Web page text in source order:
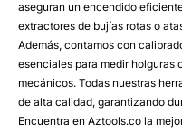
aseguran un encendido
extractores de bujías rotas o
Además, contamos con
esenciales para medir holguras
mecánicos. Todas nuestras
de alta calidad, garantizando
Encuentra en Aztools.co la